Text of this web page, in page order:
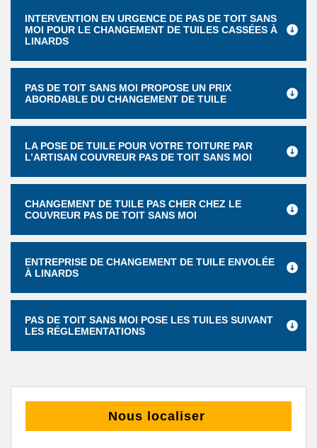
INTERVENTION EN URGENCE DE PAS DE TOIT SANS
MOI POUR LE CHANGEMENT DE TUILES CASSÉES À
LINARDS
PAS DE TOIT SANS MOI PROPOSE UN PRIX
ABORDABLE DU CHANGEMENT DE TUILE
LA POSE DE TUILE POUR VOTRE TOITURE PAR
L’ARTISAN COUVREUR PAS DE TOIT SANS MOI
CHANGEMENT DE TUILE PAS CHER CHEZ LE
COUVREUR PAS DE TOIT SANS MOI
ENTREPRISE DE CHANGEMENT DE TUILE ENVOLÉE
À LINARDS
PAS DE TOIT SANS MOI POSE LES TUILES SUIVANT
LES RÉGLEMENTATIONS
Nous localiser